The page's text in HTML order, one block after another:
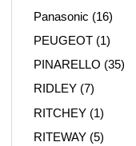
Panasonic (16)
PEUGEOT (1)
PINARELLO (35)
RIDLEY (7)
RITCHEY (1)
RITEWAY (5)